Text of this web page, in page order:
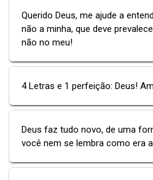
Querido Deus, me ajude a
não a minha, que deve
não no meu!
4 Letras e 1 perfeição: Deus!
Deus faz tudo novo, de uma
você nem se lembra como era